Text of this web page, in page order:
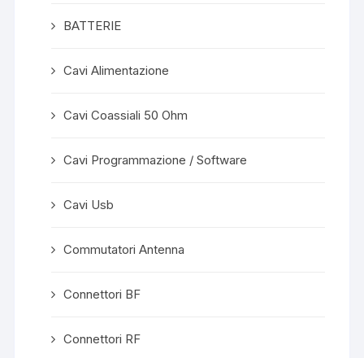
BATTERIE
Cavi Alimentazione
Cavi Coassiali 50 Ohm
Cavi Programmazione / Software
Cavi Usb
Commutatori Antenna
Connettori BF
Connettori RF